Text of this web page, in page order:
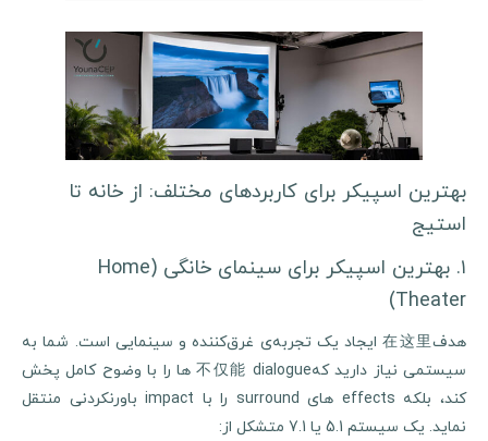
بهترین اسپیکر برای کاربردهای مختلف: از خانه تا
استیج
۱. بهترین اسپیکر برای سینمای خانگی (Home
Theater)
هدف在这里 ایجاد یک تجربه‌ی غرق‌کننده و سینمایی است. شما به
سیستمی نیاز دارید که不仅能 dialogue ها را با وضوح کامل پخش
کند، بلکه effects های surround را با impact باورنکردنی منتقل
نماید. یک سیستم 5.1 یا 7.1 متشکل از: